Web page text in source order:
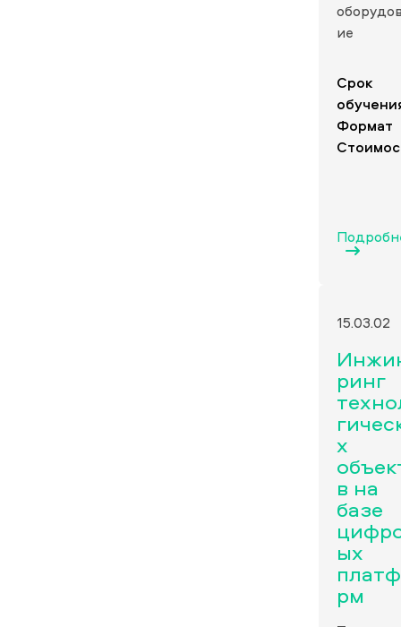
ие
Срок
Формат
15.03.02
ринг
х
в на
базе
ых
рм